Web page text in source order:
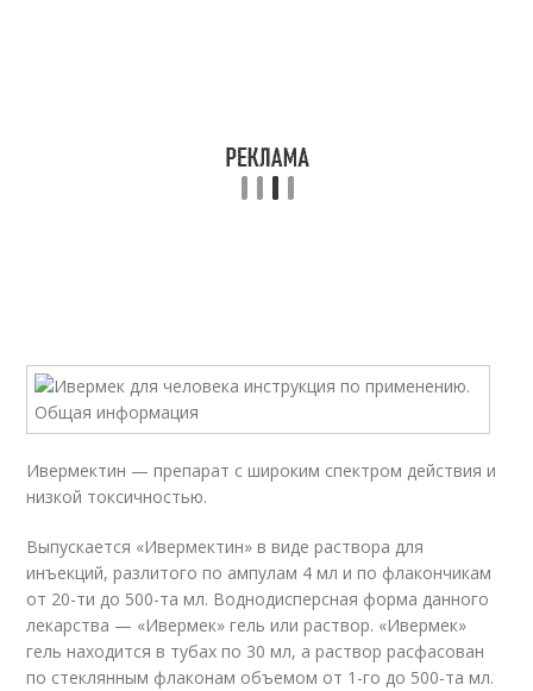
Ивермектин — препарат с широким спектром действия и
низкой токсичностью.
Выпускается «Ивермектин» в виде раствора для
инъекций, разлитого по ампулам 4 мл и по флакончикам
от 20-ти до 500-та мл. Воднодисперсная форма данного
лекарства — «Ивермек» гель или раствор. «Ивермек»
гель находится в тубах по 30 мл, а раствор расфасован
по стеклянным флаконам объемом от 1-го до 500-та мл.